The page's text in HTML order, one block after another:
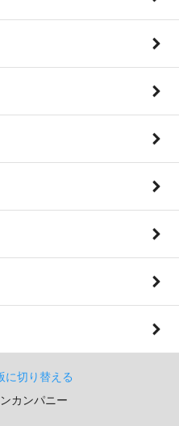
に切り替える
カンパニー